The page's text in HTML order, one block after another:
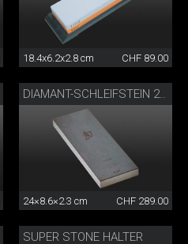
18.4x6.2x2.8 cm CHF 89.00
DIAMANT-SCHLEIFSTEIN 220
24×8.6×2.3 cm CHF 289.00
SUPER STONE HALTER